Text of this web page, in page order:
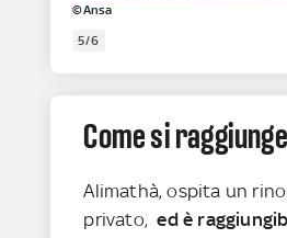
©Ansa
5/6
Come si
Alimathà, ospita un
privato,ed è